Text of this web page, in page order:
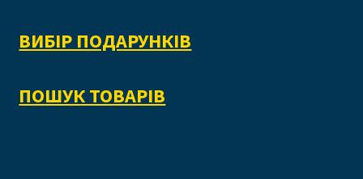
ВИБІР ПОДАРУНКІВ
ПОШУК ТОВАРІВ